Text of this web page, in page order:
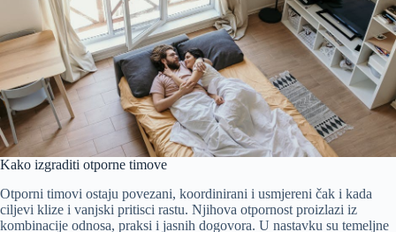
Kako izgraditi otporne timove
Otporni timovi ostaju povezani, koordinirani i usmjereni čak i kada
ciljevi klize i vanjski pritisci rastu. Njihova otpornost proizlazi iz
kombinacije odnosa, praksi i jasnih dogovora. U nastavku su temeljne